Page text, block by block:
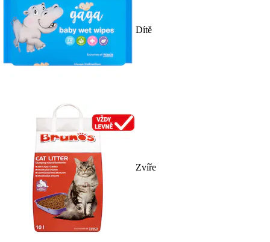
Dítě
Zvíře